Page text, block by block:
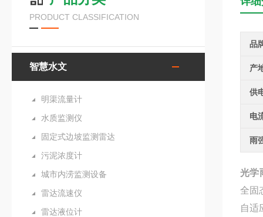
PRODUCT CLASSIFICATION
智慧水文
明渠流量计
水质监测仪
固定式边坡监测雷达
污泥浓度计
城市内涝监测设备
雷达流速仪
雷达液位计
品
产
供
电
雨
光学
全固
自适